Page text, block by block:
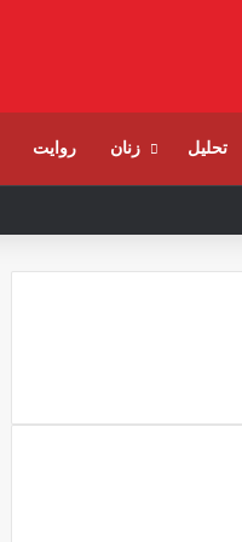
تحلیل زنان روایت